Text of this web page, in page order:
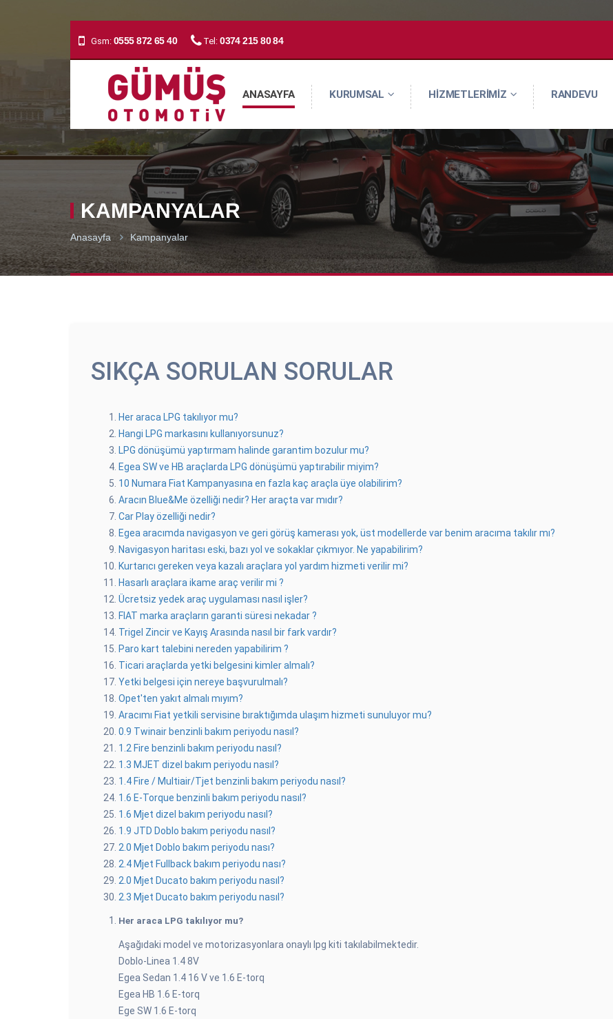
Gsm: 0555 872 65 40 Tel:0374 215 80 84
ANASAYFA KURUMSAL HİZMETLERİMİZ RANDEVU
KAMPANYALAR
Anasayfa Kampanyalar
SIKÇA SORULAN SORULAR
Her araca LPG takılıyor mu?
Hangi LPG markasını kullanıyorsunuz?
LPG dönüşümü yaptırmam halinde garantim bozulur mu?
Egea SW ve HB araçlarda LPG dönüşümü yaptırabilir miyim?
10 Numara Fiat Kampanyasına en fazla kaç araçla üye olabilirim?
Aracın Blue&Me özelliği nedir? Her araçta var mıdır?
Car Play özelliği nedir?
Egea aracımda navigasyon ve geri görüş kamerası yok, üst modellerde var benim aracıma takılır mı?
Navigasyon haritası eski, bazı yol ve sokaklar çıkmıyor. Ne yapabilirim?
Kurtarıcı gereken veya kazalı araçlara yol yardım hizmeti verilir mi?
Hasarlı araçlara ikame araç verilir mi ?
Ücretsiz yedek araç uygulaması nasıl işler?
FIAT marka araçların garanti süresi nekadar ?
Trigel Zincir ve Kayış Arasında nasıl bir fark vardır?
Paro kart talebini nereden yapabilirim ?
Ticari araçlarda yetki belgesini kimler almalı?
Yetki belgesi için nereye başvurulmalı?
Opet'ten yakıt almalı mıyım?
Aracımı Fiat yetkili servisine bıraktığımda ulaşım hizmeti sunuluyor mu?
0.9 Twinair benzinli bakım periyodu nasıl?
1.2 Fire benzinli bakım periyodu nasıl?
1.3 MJET dizel bakım periyodu nasıl?
1.4 Fire / Multiair/Tjet benzinli bakım periyodu nasıl?
1.6 E-Torque benzinli bakım periyodu nasıl?
1.6 Mjet dizel bakım periyodu nasıl?
1.9 JTD Doblo bakım periyodu nasıl?
2.0 Mjet Doblo bakım periyodu nası?
2.4 Mjet Fullback bakım periyodu nası?
2.0 Mjet Ducato bakım periyodu nasıl?
2.3 Mjet Ducato bakım periyodu nasıl?
Her araca LPG takılıyor mu?
Aşağıdaki model ve motorizasyonlara onaylı lpg kiti takılabilmektedir.
Doblo-Linea 1.4 8V
Egea Sedan 1.4 16 V ve 1.6 E-torq
Egea HB 1.6 E-torq
Ege SW 1.6 E-torq